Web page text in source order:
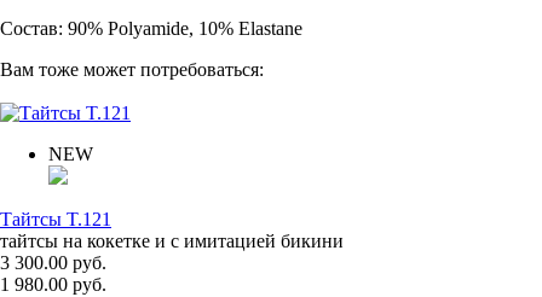
Состав: 90% Polyamide, 10% Elastane
Вам тоже может потребоваться:
NEW
Тайтсы T.121
тайтсы на кокетке и с имитацией бикини
3 300.00 руб.
1 980.00 руб.